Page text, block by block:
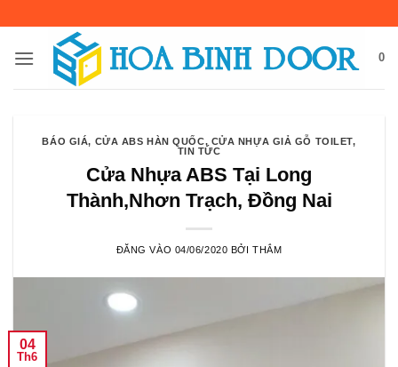
nội
0
BÁO GIÁ, CỬA ABS HÀN QUỐC, CỬA NHỰA GIẢ GỖ TOILET,
TIN TỨC
Cửa Nhựa ABS Tại Long
Thành,Nhơn Trạch, Đồng Nai
ĐĂNG VÀO 04/06/2020 BỞITHẮM
04
Th6